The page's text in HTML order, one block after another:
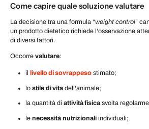
Come capire quale soluzione valutare
La decisione tra una formula “weight control”
un prodotto dietetico richiede l'osservazione
di diversi fattori.
Occorre valutare:
il livello di sovrappeso stimato;
lo stile di vita dell'animale;
la quantità di attività fisicasvolta
le necessità nutrizionali individuali;